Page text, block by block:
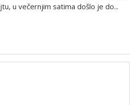
u večernjim satima došlo je do...